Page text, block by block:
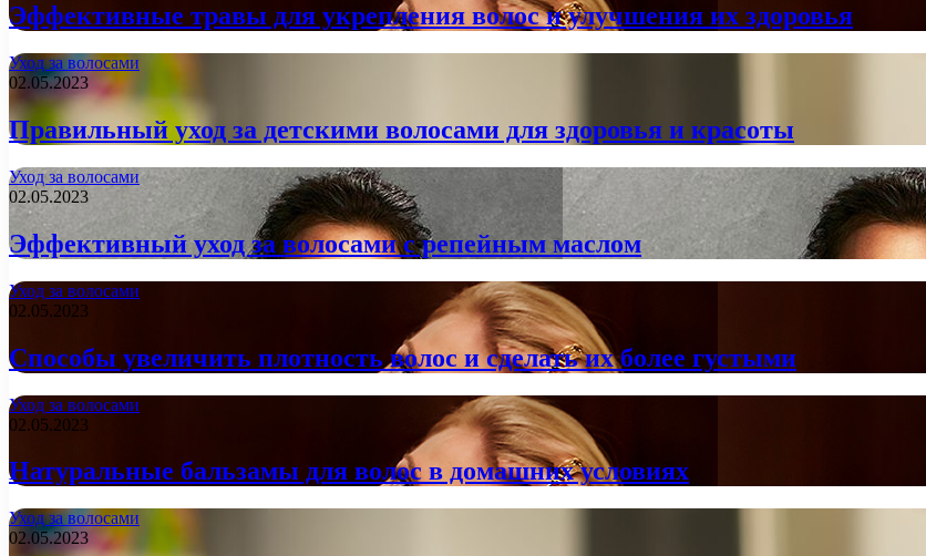
Эффективные травы для укрепления волос и улучшения их здоровья
Уход за волосами
02.05.2023
Правильный уход за детскими волосами для здоровья и красоты
Уход за волосами
02.05.2023
Эффективный уход за волосами с репейным маслом
Уход за волосами
02.05.2023
Способы увеличить плотность волос и сделать их более густыми
Уход за волосами
02.05.2023
Натуральные бальзамы для волос в домашних условиях
Уход за волосами
02.05.2023